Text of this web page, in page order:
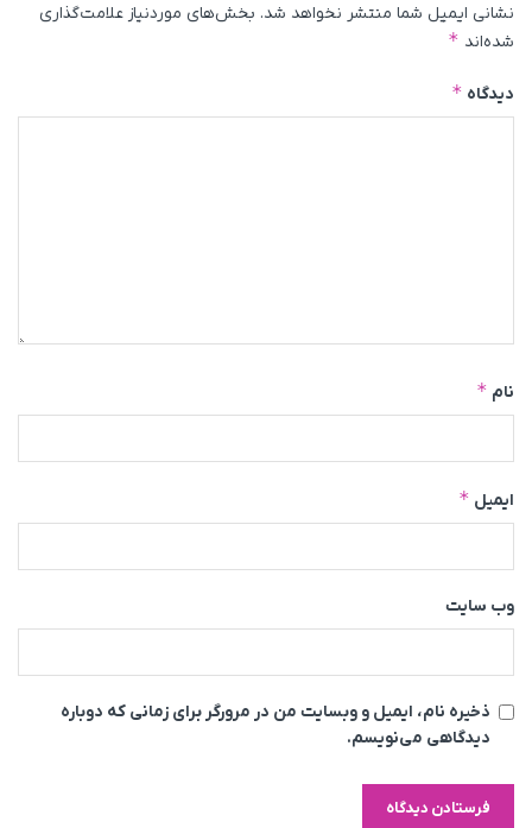
نشانی ایمیل شما منتشر نخواهد شد. بخش‌های موردنیاز علامت‌گذاری
شده‌اند *
دیدگاه *
نام *
ایمیل *
وب‌ سایت
ذخیره نام، ایمیل و وبسایت من در مرورگر برای زمانی که دوباره
دیدگاهی می‌نویسم.